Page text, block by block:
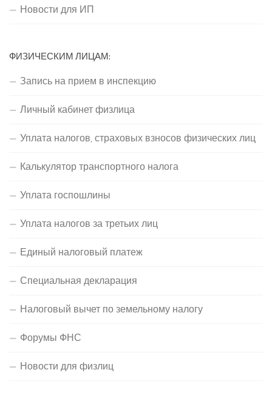
Новости для ИП
ФИЗИЧЕСКИМ ЛИЦАМ:
Запись на прием в инспекцию
Личный кабинет физлица
Уплата налогов, страховых взносов физических лиц
Калькулятор транспортного налога
Уплата госпошлины
Уплата налогов за третьих лиц
Единый налоговый платеж
Специальная декларация
Налоговый вычет по земельному налогу
Форумы ФНС
Новости для физлиц